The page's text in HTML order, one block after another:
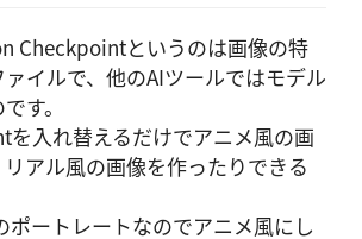
Checkpointというのは画像の特
イルで、他のAIツールではモデル
す。
を入れ替えるだけでアニメ風の画
アル風の画像を作ったりできる
ートレートなのでアニメ風にし